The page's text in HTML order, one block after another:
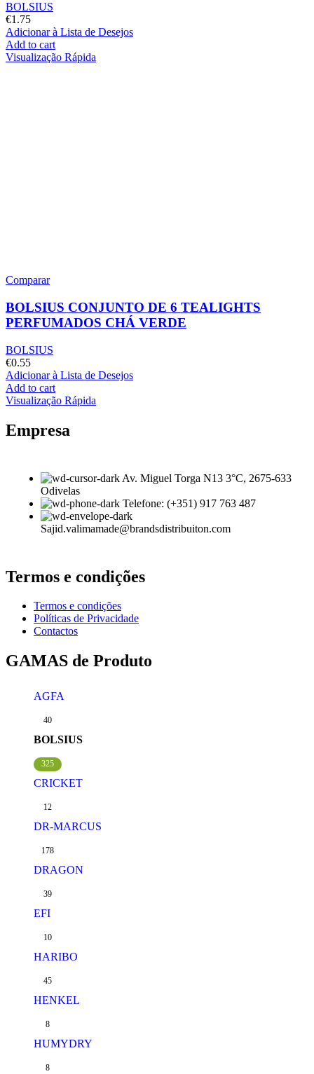
BOLSIUS
€1.75
Adicionar à Lista de Desejos
Add to cart
Visualização Rápida
Comparar
BOLSIUS CONJUNTO DE 6 TEALIGHTS
PERFUMADOS CHÁ VERDE
BOLSIUS
€0.55
Adicionar à Lista de Desejos
Add to cart
Visualização Rápida
Empresa
Av. Miguel Torga N13 3°C, 2675-633
Odivelas
Telefone: (+351) 917 763 487
Sajid.valimamade@brandsdistribuiton.com
Termos e condições
Termos e condições
Políticas de Privacidade
Contactos
GAMAS de Produto
AGFA
40
BOLSIUS
325
CRICKET
12
DR-MARCUS
178
DRAGON
39
EFI
10
HARIBO
45
HENKEL
8
HUMYDRY
8